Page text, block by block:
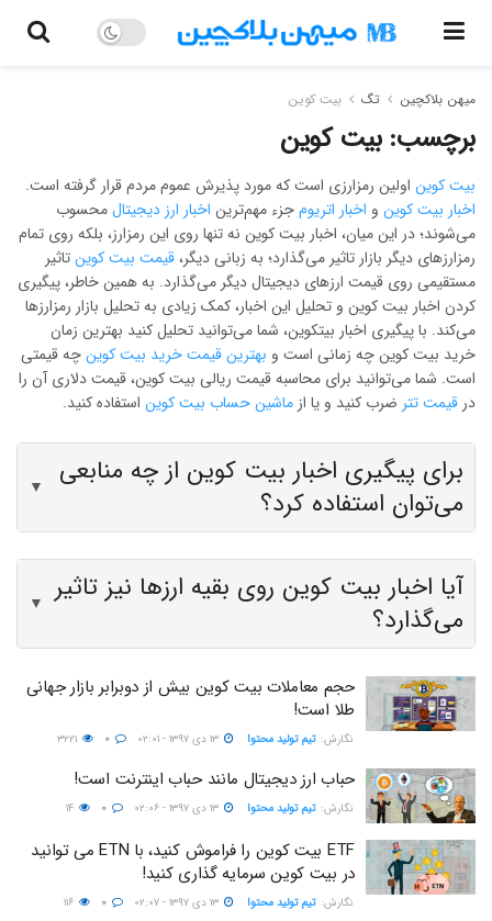
میهن بلاکچین تگ بیت کوین
برچسب:بیت کوین
بیت کوین اولین رمزارزی است که مورد پذیرش عموم مردم قرار گرفته است.
اخبار بیت کوین و اخبار اتریومجزء مهم‌ترین اخبار ارز دیجیتالمحسوب
می‌شوند؛ در این میان، اخبار بیت کوین نه تنها روی این رمزارز، بلکه روی تمام
رمزارزهای دیگر بازار تاثیر می‌گذارد؛ به زبانی دیگر،قیمت بیت کوینتاثیر
مستقیمی روی قیمت ارزهای دیجیتال دیگر می‌گذارد. به همین خاطر، پیگیری
کردن اخبار بیت کوین و تحلیل این اخبار، کمک زیادی به تحلیل بازار رمزارزها
می‌کند. با پیگیری اخبار بیتکوین، شما می‌توانید تحلیل کنید بهترین زمان
خرید بیت کوین چه زمانی است و بهترین قیمت خرید بیت کوینچه قیمتی
است. شما می‌توانید برای محاسبه قیمت ریالی بیت کوین، قیمت دلاری آن را
در قیمت تتر ضرب کنید و یا از ماشین حساب بیت کوین استفاده کنید.
برای پیگیری اخبار بیت کوین از چه منابعی
می‌توان استفاده کرد؟
▼
آیا اخبار بیت کوین روی بقیه ارزها نیز تاثیر
می‌گذارد؟
▼
حجم معاملات بیت کوین بیش از دوبرابر بازار جهانی
طلا است!
نگارش:‌ تیم تولید محتوا
حباب ارز دیجیتال مانند حباب اینترنت است!
نگارش:‌ تیم تولید محتوا
ETF بیت کوین را فراموش کنید، با ETN می توانید
در بیت کوین سرمایه گذاری کنید!
نگارش:‌ تیم تولید محتوا